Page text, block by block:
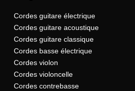
Cordes guitare électrique
Cordes guitare acoustique
Cordes guitare classique
Cordes basse électrique
Cordes violon
Cordes violoncelle
Cordes contrebasse